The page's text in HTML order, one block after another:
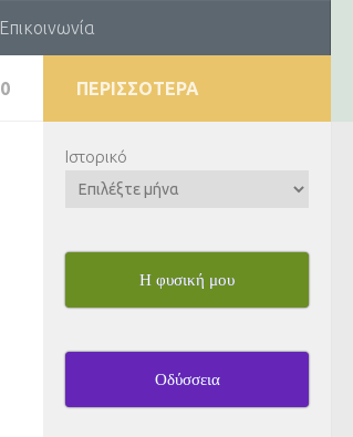
Επικοινωνία
0 ΠΕΡΙΣΣΌΤΕΡΑ
Ιστορικό
Η φυσική μου
Οδύσσεια